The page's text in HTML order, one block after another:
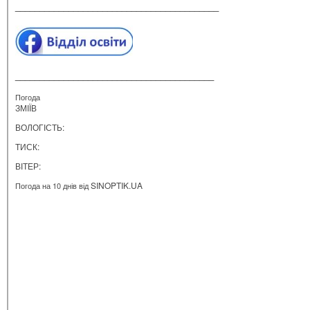
Погода
ЗМІЇВ
ВОЛОГІСТЬ:
ТИСК:
ВІТЕР:
Погода на 10 днів відSINOPTIK.UA